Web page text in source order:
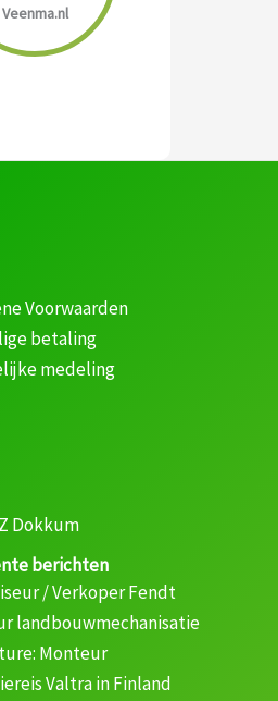
Veenma.nl
Voorwaarden
betaling
medeling
Dokkum
berichten
/ Verkoper Fendt
landbouwmechanisatie
Monteur
Valtra in Finland